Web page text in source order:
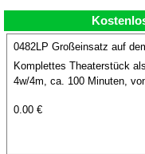
0482LP Großeinsatz auf
Komplettes Theaterstück
4w/4m, ca. 100 Minuten,
0.00 €